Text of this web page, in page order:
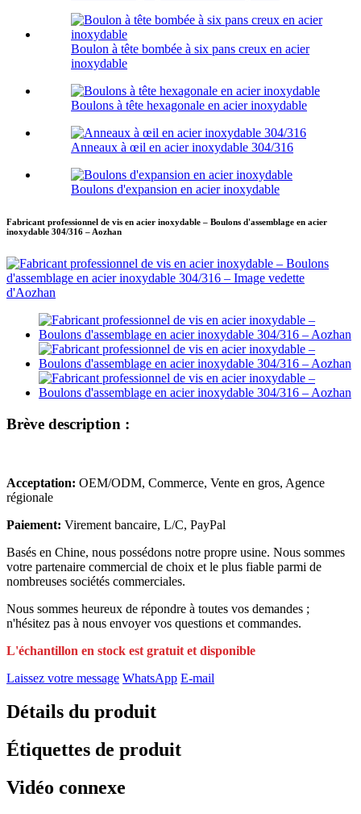
Boulon à tête bombée à six pans creux en acier
inoxydable
Boulons à tête hexagonale en acier inoxydable
Anneaux à œil en acier inoxydable 304/316
Boulons d'expansion en acier inoxydable
Fabricant professionnel de vis en acier inoxydable – Boulons d'assemblage en acier
inoxydable 304/316 – Aozhan
Brève description :
Acceptation: OEM/ODM, Commerce, Vente en gros, Agence
régionale
Paiement: Virement bancaire, L/C, PayPal
Basés en Chine, nous possédons notre propre usine. Nous sommes
votre partenaire commercial de choix et le plus fiable parmi de
nombreuses sociétés commerciales.
Nous sommes heureux de répondre à toutes vos demandes ;
n'hésitez pas à nous envoyer vos questions et commandes.
L'échantillon en stock est gratuit et disponible
Laissez votre message WhatsApp E-mail
Détails du produit
Étiquettes de produit
Vidéo connexe